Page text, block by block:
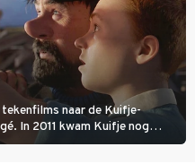
tekenfilms naar de Kuifje-
In 2011 kwam Kuifje nog
Tintin van Steven Spielberg.